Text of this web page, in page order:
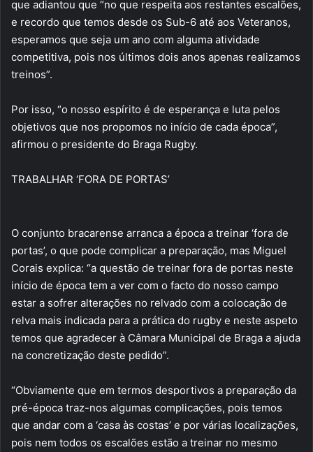
que adiantou que “no que respeita aos restantes escalões,
e recordo que temos desde os Sub-6 até aos Veteranos,
esperamos que seja um ano com alguma atividade
competitiva, pois nos últimos dois anos apenas realizamos
treinos”.
Por isso, “o nosso espírito é de esperança e luta pelos
objetivos que nos propomos no início de cada época”,
afirmou o presidente do Braga Rugby.
TRABALHAR ‘FORA DE PORTAS’
O conjunto bracarense arranca a época a treinar ‘fora de
portas’, o que pode complicar a preparação, mas Miguel
Corais explica: “a questão de treinar fora de portas neste
início de época tem a ver com o facto do nosso campo
estar a sofrer alterações no relvado com a colocação de
relva mais indicada para a prática do rugby e neste aspeto
temos que agradecer à Câmara Municipal de Braga a ajuda
na concretização deste pedido”.
“Obviamente que em termos desportivos a preparação da
pré-época traz-nos algumas complicações, pois temos
que andar com a ‘casa às costas’ e por várias localizações,
pois nem todos os escalões estão a treinar no mesmo